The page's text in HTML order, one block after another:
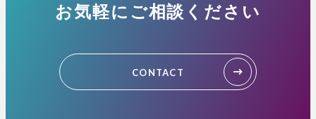
お気軽にご相談ください
CONTACT